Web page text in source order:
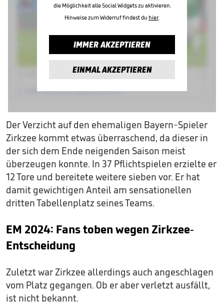
die Möglichkeit alle Social Widgets zu aktivieren.
Hinweise zum Widerruf findest du hier.
IMMER AKZEPTIEREN
EINMAL AKZEPTIEREN
Der Verzicht auf den ehemaligen Bayern-Spieler
Zirkzee kommt etwas überraschend, da dieser in
der sich dem Ende neigenden Saison meist
überzeugen konnte. In 37 Pflichtspielen erzielte er
12 Tore und bereitete weitere sieben vor. Er hat
damit gewichtigen Anteil am sensationellen
dritten Tabellenplatz seines Teams.
EM 2024: Fans toben wegen Zirkzee-
Entscheidung
Zuletzt war Zirkzee allerdings auch angeschlagen
vom Platz gegangen. Ob er aber verletzt ausfällt,
ist nicht bekannt.